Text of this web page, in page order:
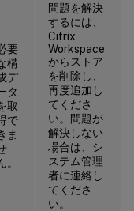
要
構
デ
タ
取
で
ま
。
問題を解決
するには、
Citrix
Workspace
からストア
を削除し、
再度追加し
てくださ
い。問題が
解決しない
場合は、シ
ステム管理
者に連絡し
てくださ
い。